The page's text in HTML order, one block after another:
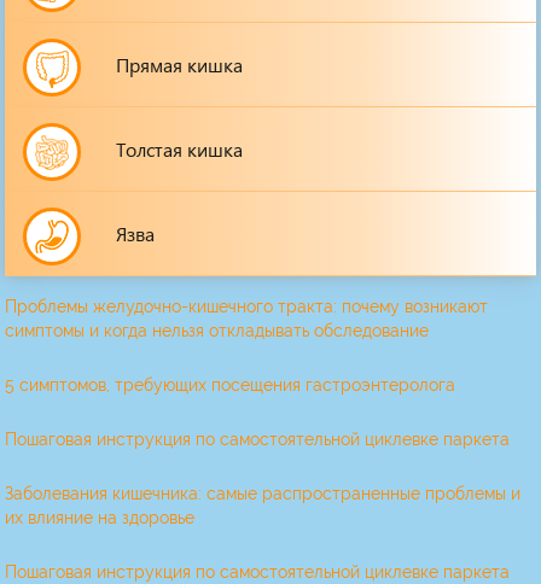
Прямая кишка
Толстая кишка
Язва
Проблемы желудочно-кишечного тракта: почему возникают
симптомы и когда нельзя откладывать обследование
5 симптомов, требующих посещения гастроэнтеролога
Пошаговая инструкция по самостоятельной циклевке паркета
Заболевания кишечника: самые распространенные проблемы и
их влияние на здоровье
Пошаговая инструкция по самостоятельной циклевке паркета